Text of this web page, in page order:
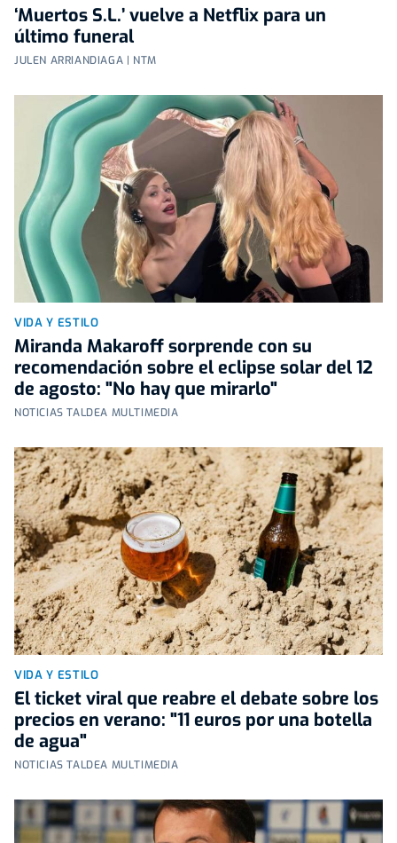
‘Muertos S.L.’ vuelve a Netflix para un
último funeral
JULEN ARRIANDIAGA | NTM
VIDA Y ESTILO
Miranda Makaroff sorprende con su
recomendación sobre el eclipse solar del 12
de agosto: "No hay que mirarlo"
NOTICIAS TALDEA MULTIMEDIA
VIDA Y ESTILO
El ticket viral que reabre el debate sobre los
precios en verano: "11 euros por una botella
de agua"
NOTICIAS TALDEA MULTIMEDIA